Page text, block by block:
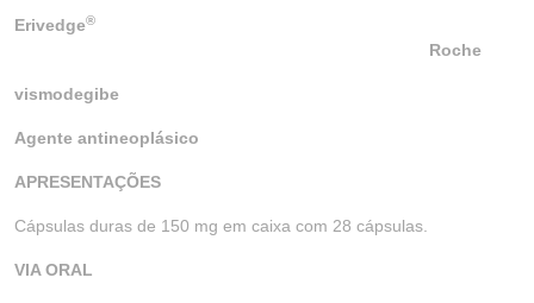
Erivedge®
Roche
vismodegibe
Agente antineoplásico
APRESENTAÇÕES
Cápsulas duras de 150 mg em caixa com 28 cápsulas.
VIA ORAL